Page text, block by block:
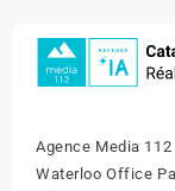
Agence Media 112
Waterloo Office